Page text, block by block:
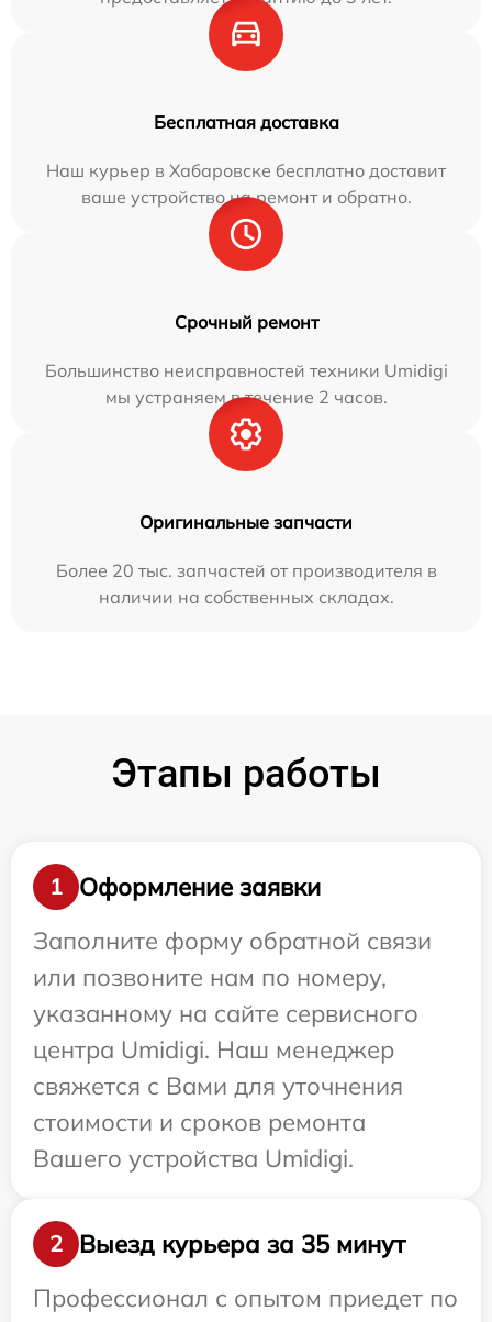
Бесплатная доставка
Наш курьер в Хабаровске бесплатно доставит
ваше устройство на ремонт и обратно.
Срочный ремонт
Большинство неисправностей техники Umidigi
мы устраняем в течение 2 часов.
Оригинальные запчасти
Более 20 тыс. запчастей от производителя в
наличии на собственных складах.
Этапы работы
1
Оформление заявки
Заполните форму обратной связи
или позвоните нам по номеру,
указанному на сайте сервисного
центра Umidigi. Наш менеджер
свяжется с Вами для уточнения
стоимости и сроков ремонта
Вашего устройства Umidigi.
2
Выезд курьера за 35 минут
Профессионал с опытом приедет по